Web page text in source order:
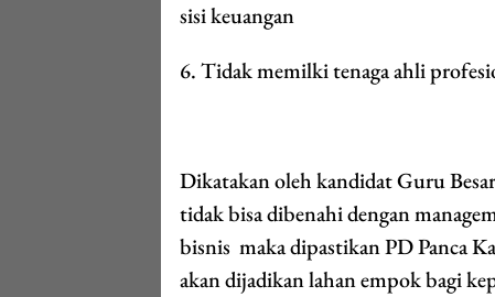
sisi keuangan
6. Tidak memilki tenaga ahli
Dikatakan oleh kandidat Guru
tidak bisa dibenahi dengan
bisnis maka dipastikan PD Panca
akan dijadikan lahan empok bagi